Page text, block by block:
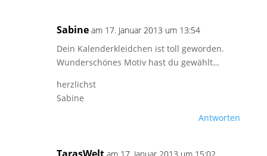
Sabine am 17. Januar 2013 um 13:54
Dein Kalenderkleidchen ist toll geworden.
Wunderschönes Motiv hast du gewählt…
herzlichst
Sabine
Antworten